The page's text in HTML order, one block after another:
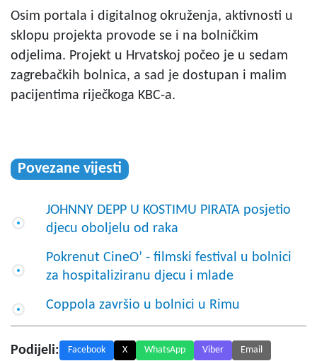
Osim portala i digitalnog okruženja, aktivnosti u
sklopu projekta provode se i na bolničkim
odjelima. Projekt u Hrvatskoj počeo je u sedam
zagrebačkih bolnica, a sad je dostupan i malim
pacijentima riječkoga KBC-a.
Povezane vijesti
JOHNNY DEPP U KOSTIMU PIRATA posjetio
djecu oboljelu od raka
Pokrenut CineO’ - filmski festival u bolnici
za hospitaliziranu djecu i mlade
Coppola završio u bolnici u Rimu
Podijeli: Facebook X WhatsApp Viber Email